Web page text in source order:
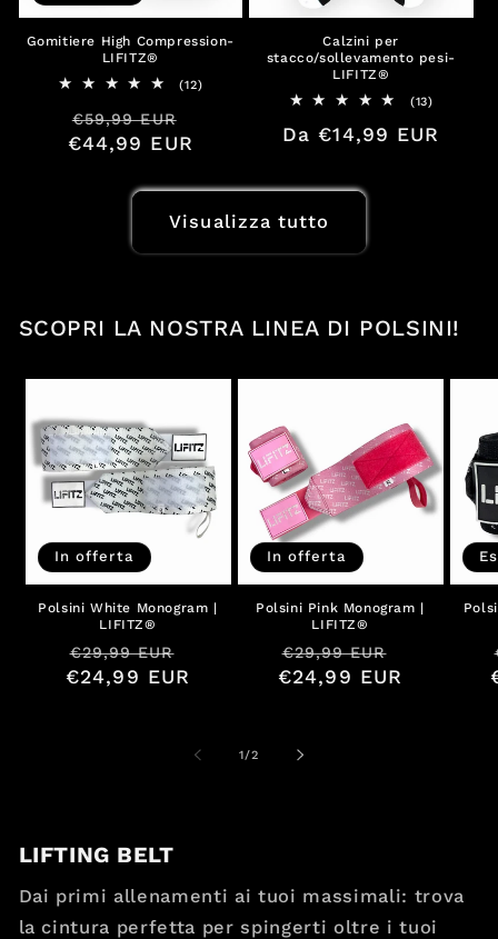
Gomitiere High Compression-
LIFITZ®
(12)12
Prezzo
di
€59,99 EUR
scontato
€44,99 EUR
Calzini per
stacco/sollevamento pesi-
LIFITZ®
(13)13
totali
Prezzo
listino
Da €14,99 EUR
Visualizza tutto
SCOPRI LA NOSTRA LINEA DI POLSINI!
In offerta
Polsini White Monogram |
LIFITZ®
Prezzo
di
€29,99 EUR
scontato
€24,99 EUR
In offerta
Polsini Pink Monogram |
LIFITZ®
Prezzo
di
€29,99 EUR
scontato
€24,99 EUR
1/su
2
LIFTING BELT
Dai primi allenamenti ai tuoi massimali: trova
la cintura perfetta per spingerti oltre i tuoi